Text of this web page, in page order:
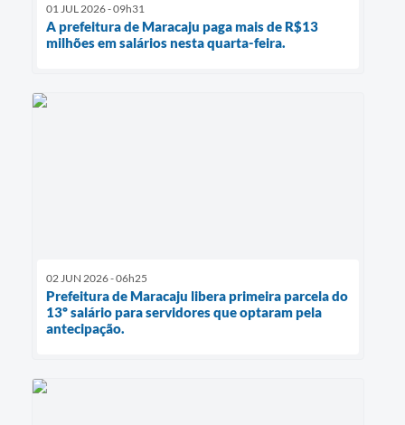
01 JUL 2026 - 09h31
A prefeitura de Maracaju paga mais de R$13
milhões em salários nesta quarta-feira.
02 JUN 2026 - 06h25
Prefeitura de Maracaju libera primeira parcela do
13º salário para servidores que optaram pela
antecipação.